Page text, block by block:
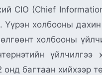
CIO (Chief
Үүрэн холбооны
холбооны
үйлчилгээ
багтаан хийхээр